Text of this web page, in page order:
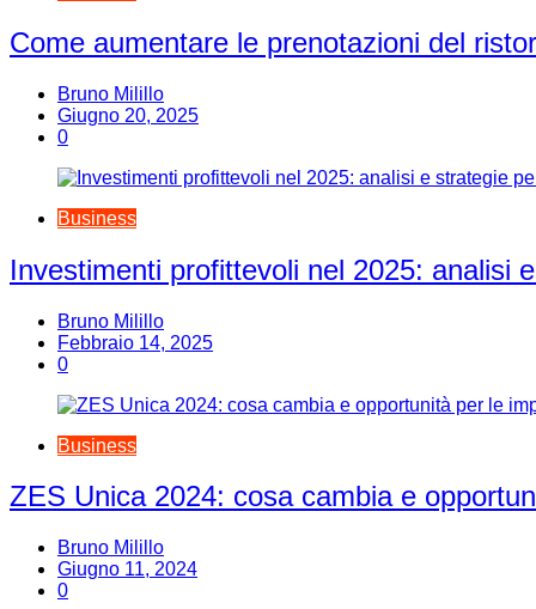
Come aumentare le prenotazioni del
Bruno Milillo
Giugno 20, 2025
0
Business
Investimenti profittevoli nel 2025: analisi
Bruno Milillo
Febbraio 14, 2025
0
Business
ZES Unica 2024: cosa cambia e
Bruno Milillo
Giugno 11, 2024
0